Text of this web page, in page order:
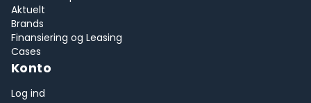
Aktuelt
Brands
Finansiering og Leasing
Cases
Konto
Log ind